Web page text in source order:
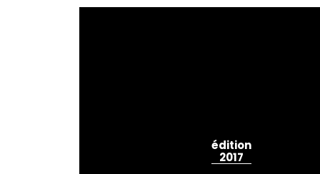
édition
2017